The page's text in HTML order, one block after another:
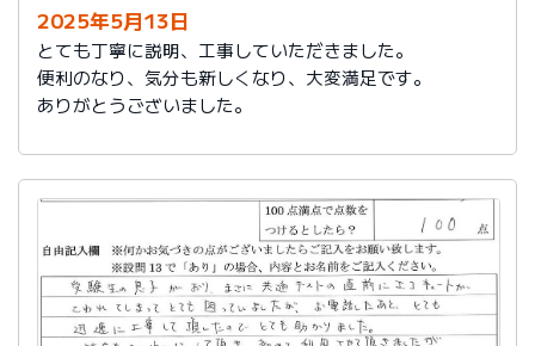
2025年5月13日
とても丁寧に説明、工事していただきました。
便利のなり、気分も新しくなり、大変満足です。
ありがとうございました。